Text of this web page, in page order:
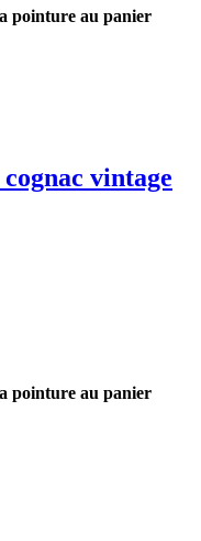
pointure au panier
vintage
pointure au panier